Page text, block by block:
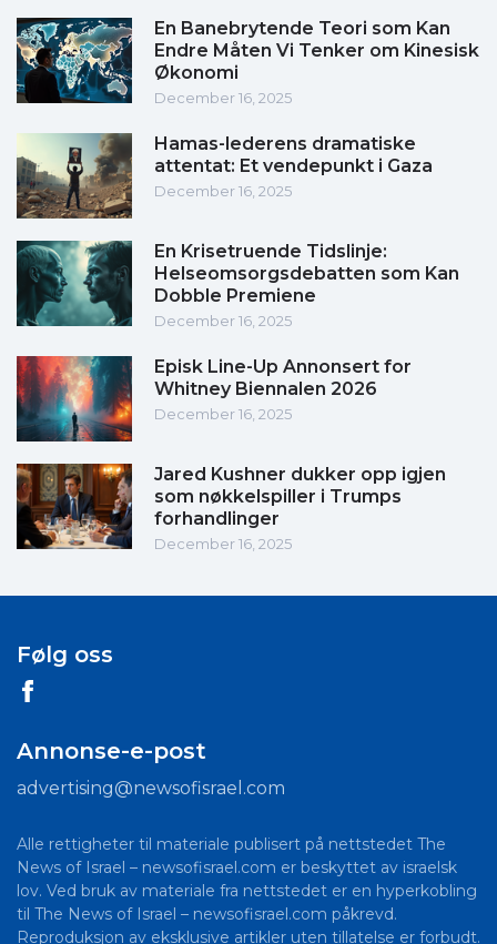
En Banebrytende Teori som Kan
Endre Måten Vi Tenker om Kinesisk
Økonomi
December 16, 2025
Hamas-lederens dramatiske
attentat: Et vendepunkt i Gaza
December 16, 2025
En Krisetruende Tidslinje:
Helseomsorgsdebatten som Kan
Dobble Premiene
December 16, 2025
Episk Line-Up Annonsert for
Whitney Biennalen 2026
December 16, 2025
Jared Kushner dukker opp igjen
som nøkkelspiller i Trumps
forhandlinger
December 16, 2025
Følg oss
Annonse-e-post
advertising@newsofisrael.com
Alle rettigheter til materiale publisert på nettstedet The
News of Israel – newsofisrael.com er beskyttet av israelsk
lov. Ved bruk av materiale fra nettstedet er en hyperkobling
til The News of Israel – newsofisrael.com påkrevd.
Reproduksjon av eksklusive artikler uten tillatelse er forbudt.